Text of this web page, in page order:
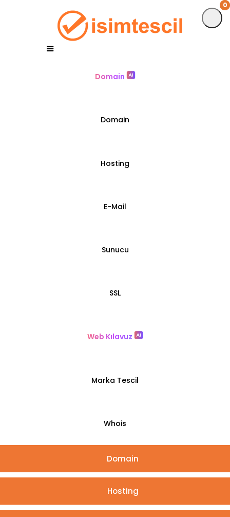
0
Domain
Domain
Hosting
E-Mail
Sunucu
SSL
Web Kılavuz
Marka Tescil
Whois
Domain
Hosting
0